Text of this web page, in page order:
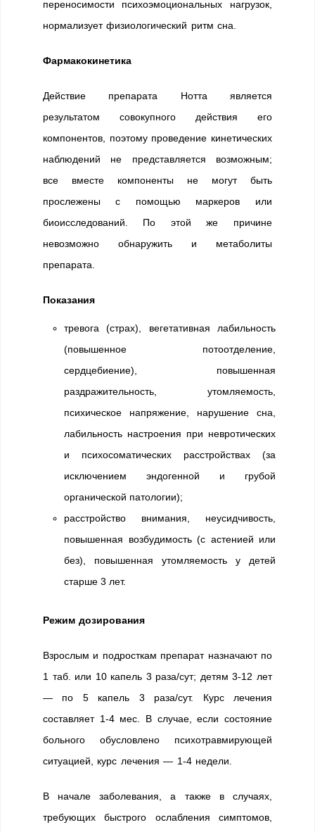
переносимости психоэмоциональных нагрузок,
нормализует физиологический ритм сна.
Фармакокинетика
Действие препарата Нотта является
результатом совокупного действия его
компонентов, поэтому проведение кинетических
наблюдений не представляется возможным;
все вместе компоненты не могут быть
прослежены с помощью маркеров или
биоисследований. По этой же причине
невозможно обнаружить и метаболиты
препарата.
Показания
тревога (страх), вегетативная лабильность
(повышенное потоотделение,
сердцебиение), повышенная
раздражительность, утомляемость,
психическое напряжение, нарушение сна,
лабильность настроения при невротических
и психосоматических расстройствах (за
исключением эндогенной и грубой
органической патологии);
расстройство внимания, неусидчивость,
повышенная возбудимость (с астенией или
без), повышенная утомляемость у детей
старше 3 лет.
Режим дозирования
Взрослым и подросткам препарат назначают по
1 таб. или 10 капель 3 раза/сут; детям 3-12 лет
— по 5 капель 3 раза/сут. Курс лечения
составляет 1-4 мес. В случае, если состояние
больного обусловлено психотравмирующей
ситуацией, курс лечения — 1-4 недели.
В начале заболевания, а также в случаях,
требующих быстрого ослабления симптомов,